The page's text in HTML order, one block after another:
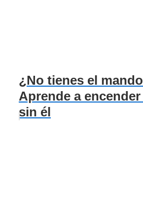
¿No tienes el
Aprende a
sin él